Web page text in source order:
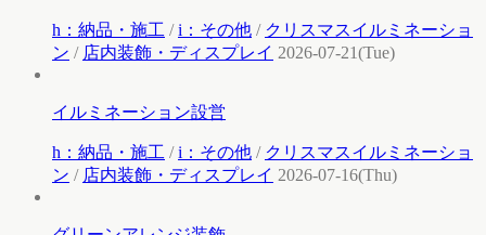
h：納品・施工 /i：その他 / クリスマスイルミネーショ
ン / 店内装飾・ディスプレイ 2026-07-21(Tue)
イルミネーション設営
h：納品・施工 /i：その他 / クリスマスイルミネーショ
ン / 店内装飾・ディスプレイ 2026-07-16(Thu)